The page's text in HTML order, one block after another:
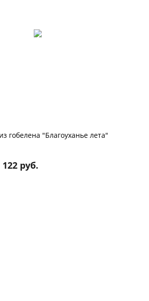
гобелена "Благоуханье лета"
122 руб.